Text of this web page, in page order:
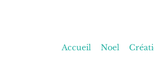
Accueil Noel